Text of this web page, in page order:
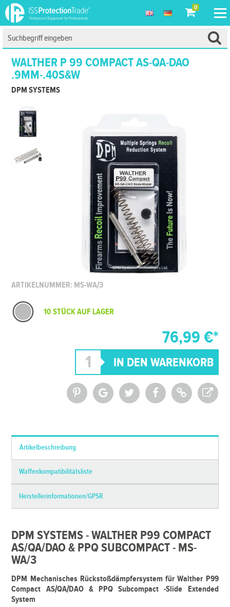
0
WALTHER P 99 COMPACT AS-QA-DAO
.9MM-.40S&W
DPM SYSTEMS
ARTIKELNUMMER: MS-WA/3
10 STÜCK AUF LAGER
76,99 €*
Artikelbeschreibung
Waffenkompatibilitätsliste
Herstellerinformationen/GPSR
DPM SYSTEMS - WALTHER P99 COMPACT
AS/QA/DAO & PPQ SUBCOMPACT - MS-
WA/3
DPM Mechanisches Rückstoßdämpfersystem für Walther P99
Compact AS/QA/DAO & PPQ Subcompact -Slide Extended
System